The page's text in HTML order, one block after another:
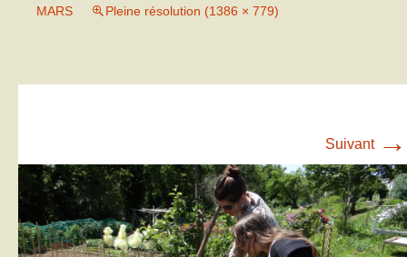
MARS
Pleine résolution (1386 × 779)
Suivant →